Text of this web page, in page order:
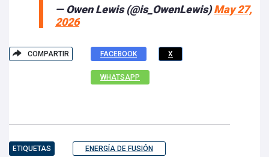
— Owen Lewis (@is_OwenLewis)May 27,
2026
COMPARTIR FACEBOOK X
WHATSAPP
ETIQUETAS ENERGÍA DE FUSIÓN